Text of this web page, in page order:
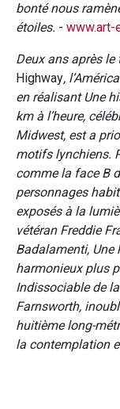
bonté nous
étoiles. - www.art-
Deux ans après
Highway,
en réalisant Une
km à l’heure,
Midwest, est a
motifs lynchiens.
comme la face B
personnages
exposés à la
vétéran Freddie
Badalamenti, Une
harmonieux plus
Indissociable de
Farnsworth,
huitième long-
la contemplation